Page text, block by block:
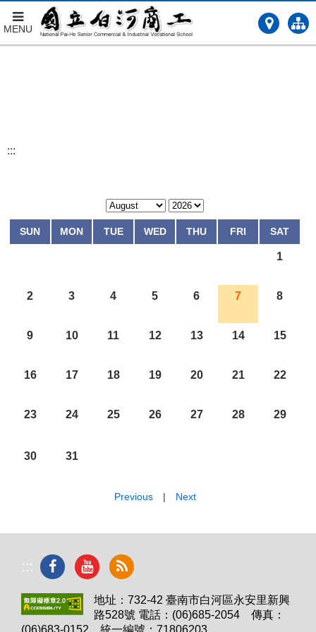
跳
MENU
:::
SUN MON TUE WED THU FRI SAT
1
2 3 4 5 6 7 8
9 10 11 12 13 14 15
16 17 18 19 20 21 22
23 24 25 26 27 28 29
30 31
Previous| Next
:::
地址：732-42 臺南市白河區永安里新興
路528號 電話：(06)685-2054 傳真：
(06)683-0152 統一編號：71806203